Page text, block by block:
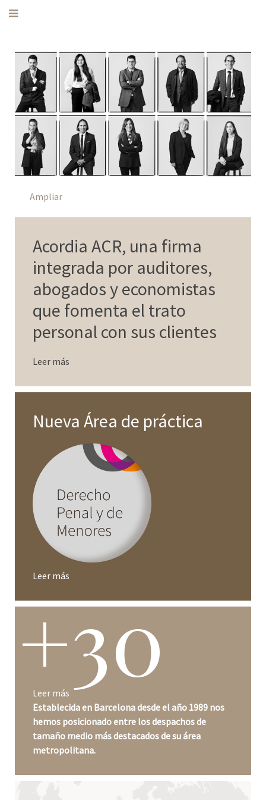
Ampliar
Acordia ACR, una firma
integrada por auditores,
abogados y economistas
que fomenta el trato
personal con sus clientes
Leer más
Nueva Área de práctica
Leer más
+30
Leer más
Establecida en Barcelona desde el año 1989 nos
hemos posicionado entre los despachos de
tamaño medio más destacados de su área
metropolitana.